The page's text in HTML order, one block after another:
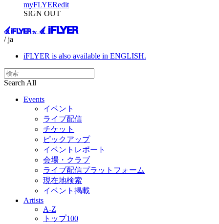
myFLYERedit
SIGN OUT
/ ja
iFLYER is also available in ENGLISH.
Search All
Events
イベント
ライブ配信
チケット
ピックアップ
イベントレポート
会場・クラブ
ライブ配信プラットフォーム
現在地検索
イベント掲載
Artists
A-Z
トップ100